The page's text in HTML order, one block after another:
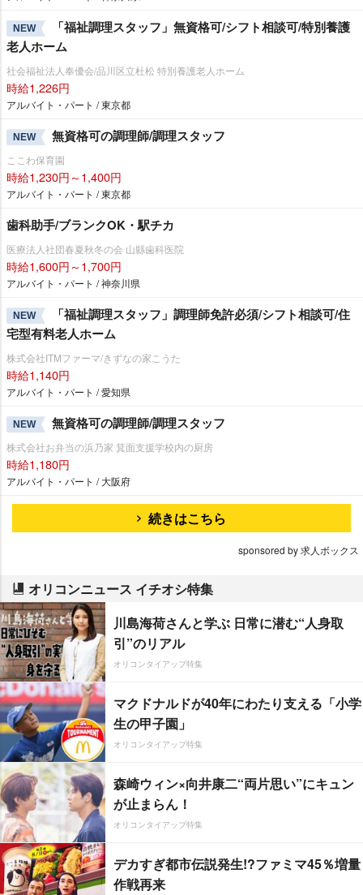
NEW
「福祉調理スタッフ」無資格可/シフト相談可/特別養護
老人ホーム
社会福祉法人奉優会/品川区立杜松 特別養護老人ホーム
時給1,226円
アルバイト・パート / 東京都
NEW 無資格可の調理師/調理スタッフ
ここわ保育園
時給1,230円～1,400円
アルバイト・パート / 東京都
歯科助手/ブランクOK・駅チカ
医療法人社団春夏秋冬の会 山縣歯科医院
時給1,600円～1,700円
アルバイト・パート / 神奈川県
NEW
「福祉調理スタッフ」調理師免許必須/シフト相談可/住
宅型有料老人ホーム
株式会社ITMファーマ/きずなの家こうた
時給1,140円
アルバイト・パート / 愛知県
NEW 無資格可の調理師/調理スタッフ
株式会社お弁当の浜乃家 箕面支援学校内の厨房
時給1,180円
アルバイト・パート / 大阪府
続きはこちら
sponsored by 求人ボックス
オリコンニュース イチオシ特集
川島海荷さんと学ぶ 日常に潜む“人身取
引”のリアル
オリコンタイアップ特集
マクドナルドが40年にわたり支える「小学
生の甲子園」
オリコンタイアップ特集
森崎ウィン×向井康二“両片思い”にキュン
が止まらん！
オリコンタイアップ特集
デカすぎ都市伝説発生!?ファミマ45％増量
作戦再来